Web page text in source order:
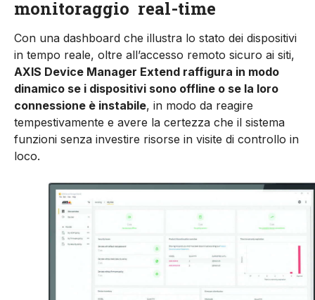
monitoraggio real-time
Con una dashboard che illustra lo stato dei di­spositivi
in tempo reale, oltre all’accesso remoto sicuro ai siti,
AXIS Device Manager Extend raffi­gura in modo
dinamico se i dispositivi sono of­fline o se la loro
connessione è instabile, in modo da reagire
tempestivamente e avere la certezza che il sistema
funzioni senza investire risorse in visite di controllo in
loco.